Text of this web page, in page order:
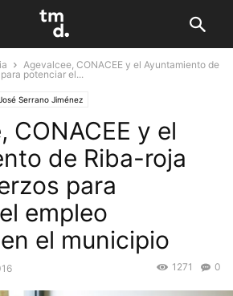
Agevalcee, CONACEE y el Ayuntamiento de
potenciar el...
Serrano Jiménez
CONACEE y el
de Riba-roja
para
empleo
el municipio
0
1271